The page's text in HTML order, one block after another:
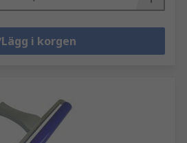
Lägg i korgen